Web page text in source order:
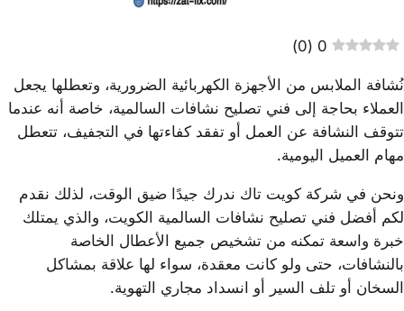
0
(
0
)
نُشافة الملابس من الأجهزة الكهربائية الضرورية، وتعطلها يجعل
العملاء بحاجة إلى فني تصليح نشافات السالمية، خاصة أنه عندما
تتوقف النشافة عن العمل أو تفقد كفاءتها في التجفيف، تتعطل
مهام العميل اليومية.
ونحن في شركة كويت تاك ندرك جيدًا ضيق الوقت، لذلك نقدم
لكم أفضل فني تصليح نشافات السالمية الكويت، والذي يمتلك
خبرة واسعة تمكنه من تشخيص جميع الأعطال الخاصة
بالنشافات، حتى ولو كانت معقدة، سواء لها علاقة بمشاكل
السخان أو تلف السير أو انسداد مجاري التهوية.